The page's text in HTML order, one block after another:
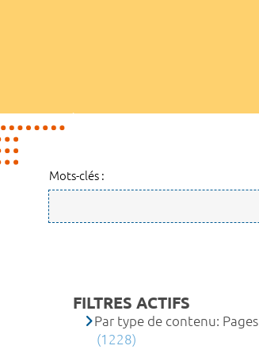
Mots-clés :
FILTRES ACTIFS
Par type de contenu: Pages
(1228)